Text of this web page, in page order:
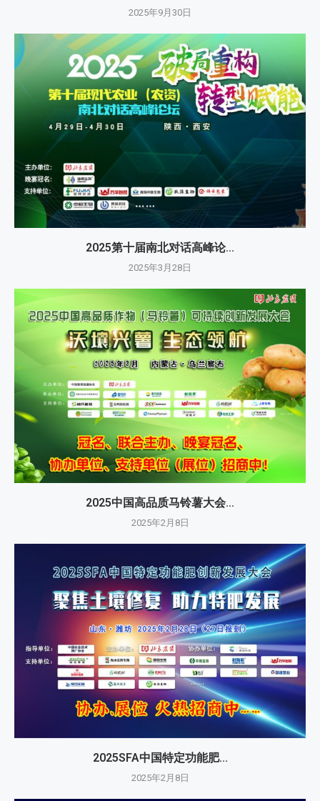
2025年9月30日
2025第十届南北对话高峰论...
2025年3月28日
2025中国高品质马铃薯大会...
2025年2月8日
2025SFA中国特定功能肥...
2025年2月8日